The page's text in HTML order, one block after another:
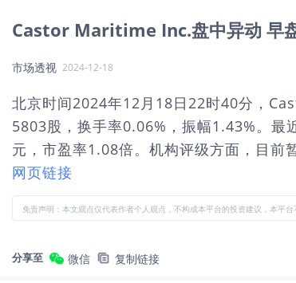
Castor Maritime Inc.盘中异动 早
市场透视 2024-12-18
北京时间2024年12月18日22时40分，
5803股，换手率0.06%，振幅1.43%。最
元，市盈率1.08倍。机构评级方面，目前
网页链接
免责声明：本文观点仅代表作者个人观点，不构成本平台的投资建议，本平
分享至 微信 复制链接